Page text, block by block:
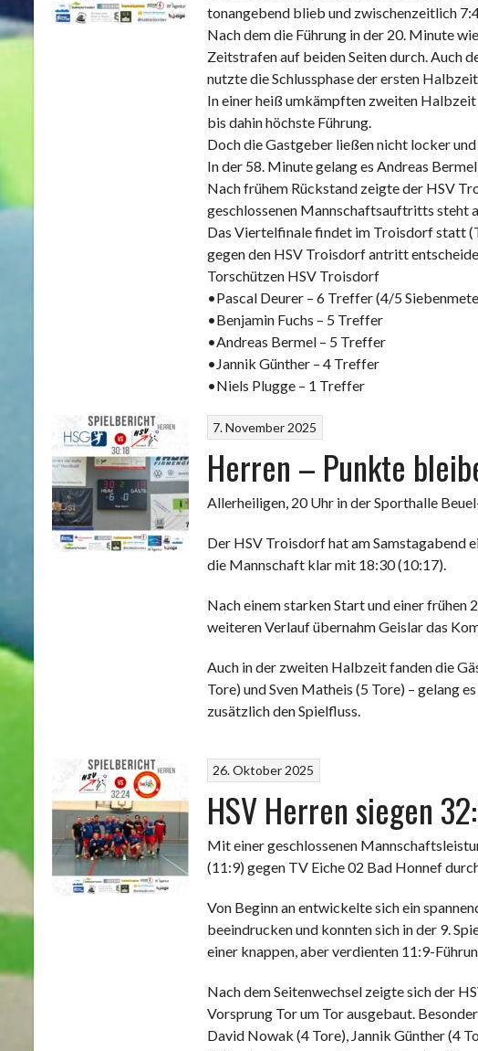
tonangebend blieb und zwischenzeitlich
Nach dem die Führung in der 20. Minute
Zeitstrafen auf beiden Seiten durch. Auch
nutzte die Schlussphase der ersten
In einer heiß umkämpften zweiten
bis dahin höchste Führung.
Doch die Gastgeber ließen nicht locker
In der 58. Minute gelang es Andreas
Nach frühem Rückstand zeigte der HSV
geschlossenen Mannschaftsauftritts steht
Das Viertelfinale findet im Troisdorf statt
gegen den HSV Troisdorf antritt
Torschützen HSV Troisdorf
•Pascal Deurer – 6 Treffer (4/5
•Benjamin Fuchs – 5 Treffer
•Andreas Bermel – 5 Treffer
•Jannik Günther – 4 Treffer
•Niels Plugge – 1 Treffer
7. November 2025
Herren – Punkte
Allerheiligen, 20 Uhr in der Sporthalle
Der HSV Troisdorf hat am Samstagabend
die Mannschaft klar mit 18:30 (10:17).
Nach einem starken Start und einer
weiteren Verlauf übernahm Geislar das
Auch in der zweiten Halbzeit fanden die
Tore) und Sven Matheis (5 Tore) – gelang
zusätzlich den Spielfluss.
26. Oktober 2025
HSV Herren siegen
Mit einer geschlossenen
(11:9) gegen TV Eiche 02 Bad Honnef
Von Beginn an entwickelte sich ein
beeindrucken und konnten sich in der 9.
einer knappen, aber verdienten 11:9-
Nach dem Seitenwechsel zeigte sich der
Vorsprung Tor um Tor ausgebaut.
David Nowak (4 Tore), Jannik Günther (4